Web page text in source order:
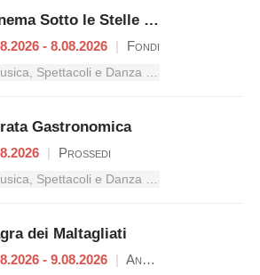
Cinema Sotto le Stelle – Dal mito al pubblico
- 8.08.2026 | Fondi
Musica, Spettacoli e Danza nel Lazio
Gastronomica
| Prossedi
Musica, Spettacoli e Danza nel Lazio
dei Maltagliati
- 9.08.2026 | Anagni